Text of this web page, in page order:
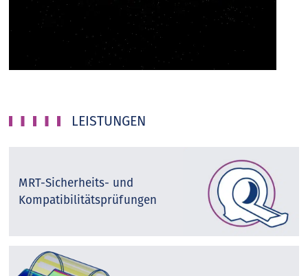
LEISTUNGEN
MRT-Sicherheits- und
Kompatibilitätsprüfungen